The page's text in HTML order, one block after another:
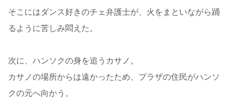
そこにはダンス好きのチェ弁護士が、火をまといながら踊
るように苦しみ悶えた。
次に、ハンソクの身を追うカサノ。
カサノの場所からは遠かったため、プラザの住民がハンソ
クの元へ向かう。